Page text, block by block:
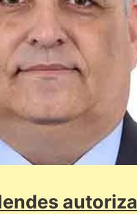
autoriza